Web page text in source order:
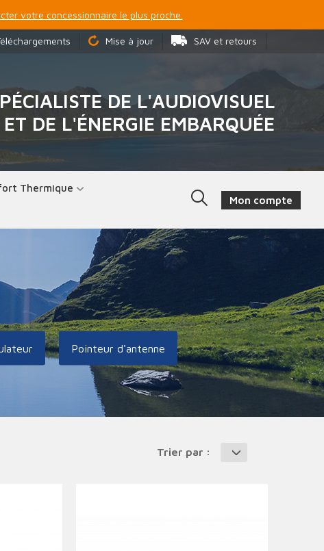
votre concessionnaire le plus proche.
Mise à jour SAV et retours
DE L'AUDIOVISUEL
ET DE L'ÉNERGIE EMBARQUÉE
Thermique
Mon compte
Pointeur d'antenne
Trier par :